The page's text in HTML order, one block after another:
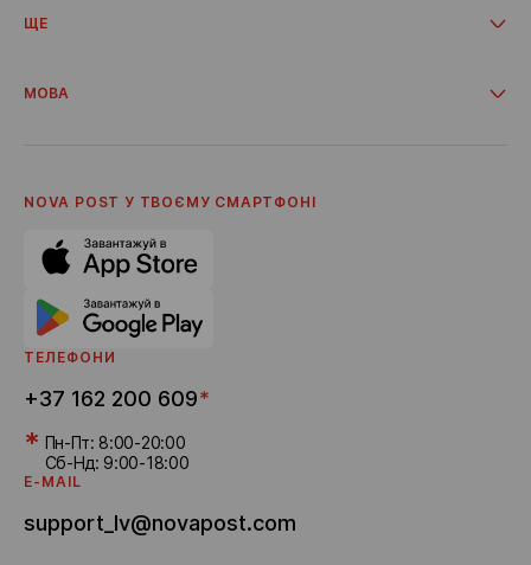
Як почати співпрацю
ЩЕ
Доставка з інтернет-магазинів
Умови надання послуг
Кар'єра
Реферальна програма
МОВА
Українська
NOVA POST У ТВОЄМУ СМАРТФОНI
ТЕЛЕФОНИ
+37 162 200 609*
* Пн-Пт: 8:00-20:00
Сб-Нд: 9:00-18:00
E-MAIL
support_lv@novapost.com